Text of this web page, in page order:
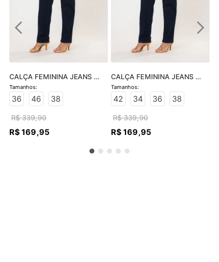
CALÇA FEMININA JEANS
HOT PANTS SKINNY - JEANS
ESCURO
36 46 38
R$ 339,90
R$ 169,95
CALÇA FEMININA JEANS
SOFIA SKINNY - JEANS
ESCURO
42 34 36 38
R$ 339,90
R$ 169,95